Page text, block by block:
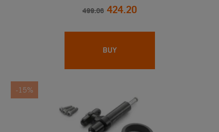
499.06 424.20
BUY
-15%